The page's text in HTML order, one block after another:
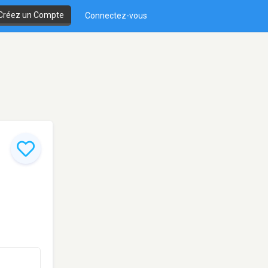
un Compte Connectez-vous